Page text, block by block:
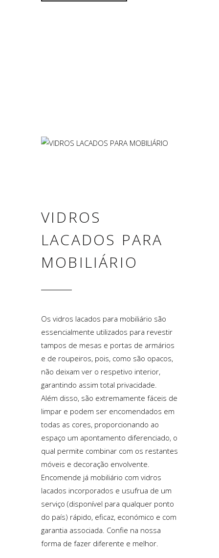
VIDROS
LACADOS PARA
MOBILIÁRIO
Os vidros lacados para mobiliário são
essencialmente utilizados para revestir
tampos de mesas e portas de armários
e de roupeiros, pois, como são opacos,
não deixam ver o respetivo interior,
garantindo assim total privacidade.
Além disso, são extremamente fáceis de
limpar e podem ser encomendados em
todas as cores, proporcionando ao
espaço um apontamento diferenciado, o
qual permite combinar com os restantes
móveis e decoração envolvente.
Encomende já mobiliário com vidros
lacados incorporados e usufrua de um
serviço (disponível para qualquer ponto
do país) rápido, eficaz, económico e com
garantia associada. Confie na nossa
forma de fazer diferente e melhor.